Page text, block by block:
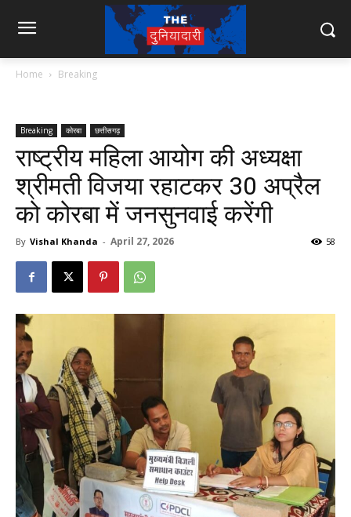
Home Breaking
Breaking कोरबा छत्तीसगढ़
राष्ट्रीय महिला आयोग की अध्यक्षा
श्रीमती विजया रहाटकर 30 अप्रैल
को कोरबा में जनसुनवाई करेंगी
By Vishal Khanda - April 27, 2026 58